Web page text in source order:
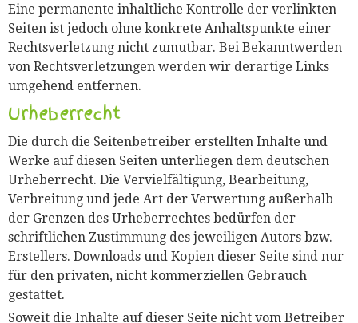
Eine permanente inhaltliche Kontrolle der verlinkten
Seiten ist jedoch ohne konkrete Anhaltspunkte einer
Rechtsverletzung nicht zumutbar. Bei Bekanntwerden
von Rechtsverletzungen werden wir derartige Links
umgehend entfernen.
Urheberrecht
Die durch die Seitenbetreiber erstellten Inhalte und
Werke auf diesen Seiten unterliegen dem deutschen
Urheberrecht. Die Vervielfältigung, Bearbeitung,
Verbreitung und jede Art der Verwertung außerhalb
der Grenzen des Urheberrechtes bedürfen der
schriftlichen Zustimmung des jeweiligen Autors bzw.
Erstellers. Downloads und Kopien dieser Seite sind nur
für den privaten, nicht kommerziellen Gebrauch
gestattet.
Soweit die Inhalte auf dieser Seite nicht vom Betreiber